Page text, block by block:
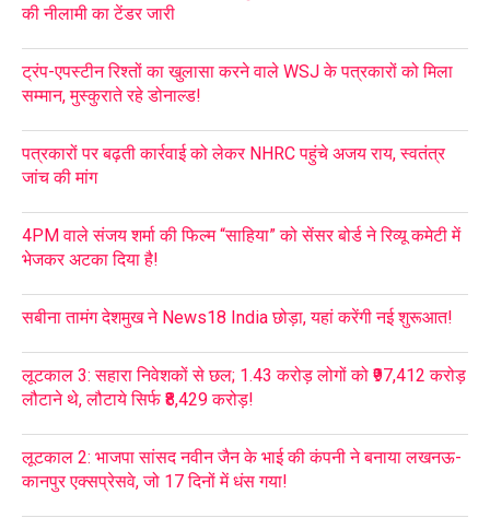
की नीलामी का टेंडर जारी
ट्रंप-एपस्टीन रिश्तों का खुलासा करने वाले WSJ के पत्रकारों को मिला
सम्मान, मुस्कुराते रहे डोनाल्ड!
पत्रकारों पर बढ़ती कार्रवाई को लेकर NHRC पहुंचे अजय राय, स्वतंत्र
जांच की मांग
4PM वाले संजय शर्मा की फिल्म “साहिया” को सेंसर बोर्ड ने रिव्यू कमेटी में
भेजकर अटका दिया है!
सबीना तामंग देशमुख ने News18 India छोड़ा, यहां करेंगी नई शुरूआत!
लूटकाल 3: सहारा निवेशकों से छल; 1.43 करोड़ लोगों को ₹97,412 करोड़
लौटाने थे, लौटाये सिर्फ ₹8,429 करोड़!
लूटकाल 2: भाजपा सांसद नवीन जैन के भाई की कंपनी ने बनाया लखनऊ-
कानपुर एक्सप्रेसवे, जो 17 दिनों में धंस गया!